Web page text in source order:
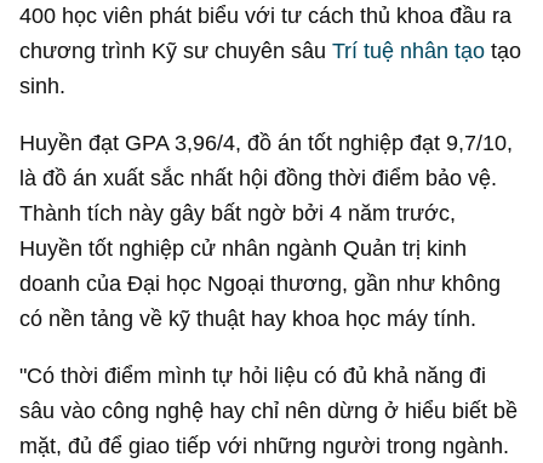
400 học viên phát biểu với tư cách thủ khoa đầu ra
chương trình Kỹ sư chuyên sâuTrí tuệ nhân tạo tạo
sinh.
Huyền đạt GPA 3,96/4, đồ án tốt nghiệp đạt 9,7/10,
là đồ án xuất sắc nhất hội đồng thời điểm bảo vệ.
Thành tích này gây bất ngờ bởi 4 năm trước,
Huyền tốt nghiệp cử nhân ngành Quản trị kinh
doanh của Đại học Ngoại thương, gần như không
có nền tảng về kỹ thuật hay khoa học máy tính.
"Có thời điểm mình tự hỏi liệu có đủ khả năng đi
sâu vào công nghệ hay chỉ nên dừng ở hiểu biết bề
mặt, đủ để giao tiếp với những người trong ngành.